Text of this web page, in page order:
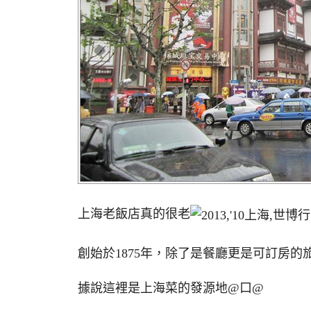
上海老飯店真的很老
創始於1875年，除了是餐廳更是可訂房的
據說這裡是上海菜的發源地@口@